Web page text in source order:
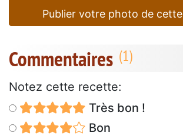
Publier votre photo de
Commentaires
Notez cette recette:
Très bon !
Bon